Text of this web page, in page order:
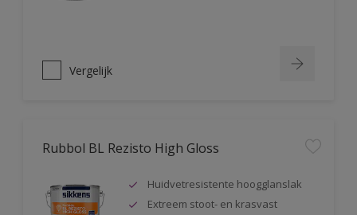
Vergelijk
Rubbol BL Rezisto High Gloss
Huidvetresistente hoogglanslak
Extreem stoot- en krasvast